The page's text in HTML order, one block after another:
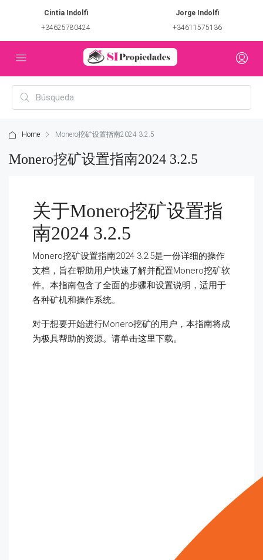
Cintia Indolfi
+34625780424
Jorge Indolfi
+34611575136
Home Monero挖矿设置指南2024 3.2.5
Monero挖矿设置指南2024 3.2.5
关于Monero挖矿设置指
南2024 3.2.5
Monero挖矿设置指南2024 3.2.5是一份详细的操作
文档，旨在帮助用户快速了解并配置Monero挖矿软
件。本指南包含了全面的步骤和设置说明，适用于
各种矿机和操作系统。
对于想要开始进行Monero挖矿的用户，本指南将成
为极具帮助的资源。请单击这里下载。